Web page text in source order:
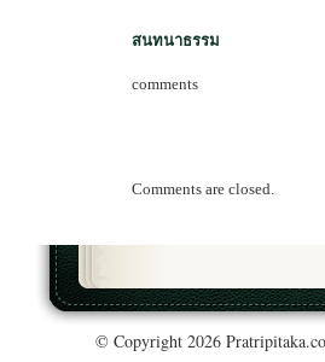
สนทนาธรรม
comments
Comments are closed.
© Copyright 2026